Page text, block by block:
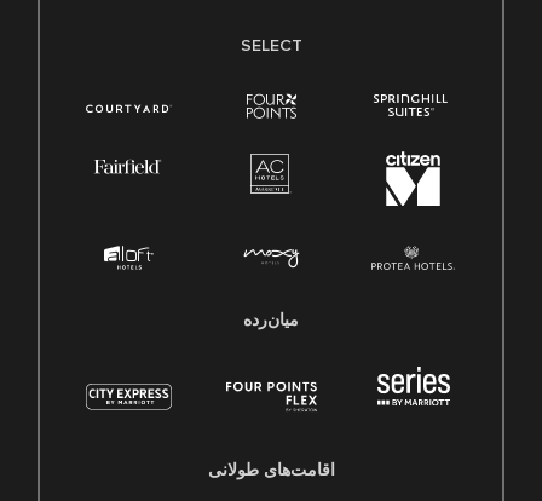
SELECT
میان‌رده
اقامت‌های طولانی